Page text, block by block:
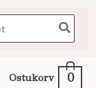
Ostukorv 0